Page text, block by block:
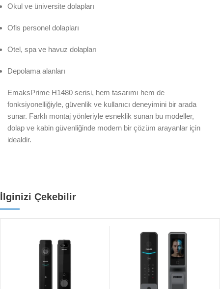
Okul ve üniversite dolapları
Ofis personel dolapları
Otel, spa ve havuz dolapları
Depolama alanları
EmaksPrime H1480 serisi, hem tasarımı hem de
fonksiyonelliğiyle, güvenlik ve kullanıcı deneyimini bir arada
sunar. Farklı montaj yönleriyle esneklik sunan bu modeller,
dolap ve kabin güvenliğinde modern bir çözüm arayanlar için
idealdir.
İlginizi Çekebilir